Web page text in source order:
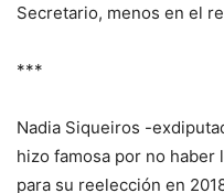
Secretario, menos en el
***
Nadia Siqueiros -
hizo famosa por no haber
para su reelección en